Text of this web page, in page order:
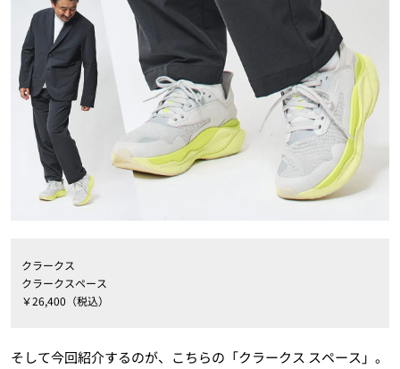
クラークス
クラークスペース
￥26,400 （税込）
そして今回紹介するのが、こちらの「クラークス スペース」。